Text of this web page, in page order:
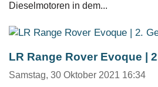
Dieselmotoren in dem...
LR Range Rover Evoque |
Samstag, 30 Oktober 2021 16:34